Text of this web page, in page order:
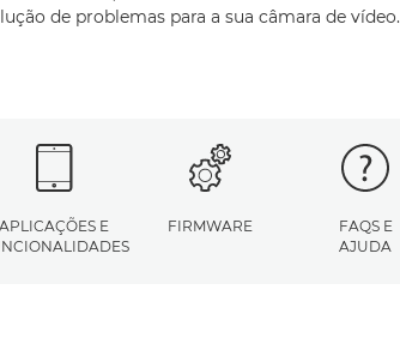
de problemas para a sua câmara de vídeo.
APLICAÇÕES E
FIRMWARE
FAQS E
AJUDA